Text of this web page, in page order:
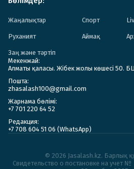
Жаңалықтар Спорт
Руханият Аймақ
Заң және тәртіп
Мекенжай:
Алматы қаласы. Жібек жолы көшесі 50.
Пошта:
zhasalash100@gmail.com
Жарнама бөлімі:
+7 701 220 64 52
Редакция:
+7 708 604 51 06 (WhatsApp)
© 2026 Jasalash.kz. Барлық
Cвидетельство о постановке на учет